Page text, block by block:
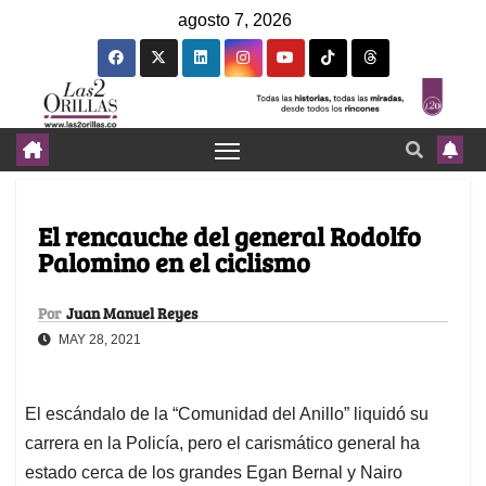
agosto 7, 2026
El rencauche del general Rodolfo
Palomino en el ciclismo
Por Juan Manuel Reyes
MAY 28, 2021
El escándalo de la “Comunidad del Anillo” liquidó su
carrera en la Policía, pero el carismático general ha
estado cerca de los grandes Egan Bernal y Nairo